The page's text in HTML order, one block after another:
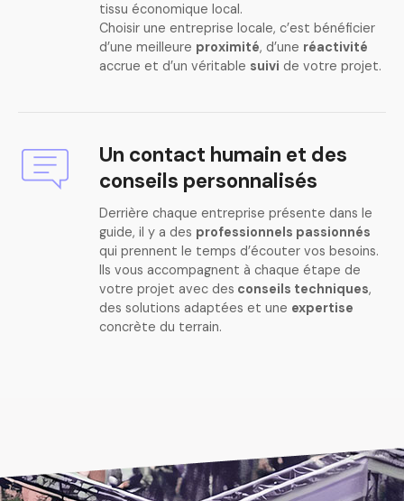
tissu économique local.
Choisir une entreprise locale, c’est bénéficier
d’une meilleure proximité, d’une réactivité
accrue et d’un véritable suivi de votre projet.
Un contact humain et des
conseils personnalisés
Derrière chaque entreprise présente dans le
guide, il y a des professionnels passionnés
qui prennent le temps d’écouter vos besoins.
Ils vous accompagnent à chaque étape de
votre projet avec des conseils techniques,
des solutions adaptées et une expertise
concrète du terrain.